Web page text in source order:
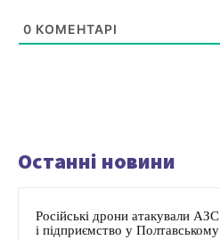
0 КОМЕНТАРІ
Останні новини
Російські дрони атакували АЗС
і підприємство у Полтавському